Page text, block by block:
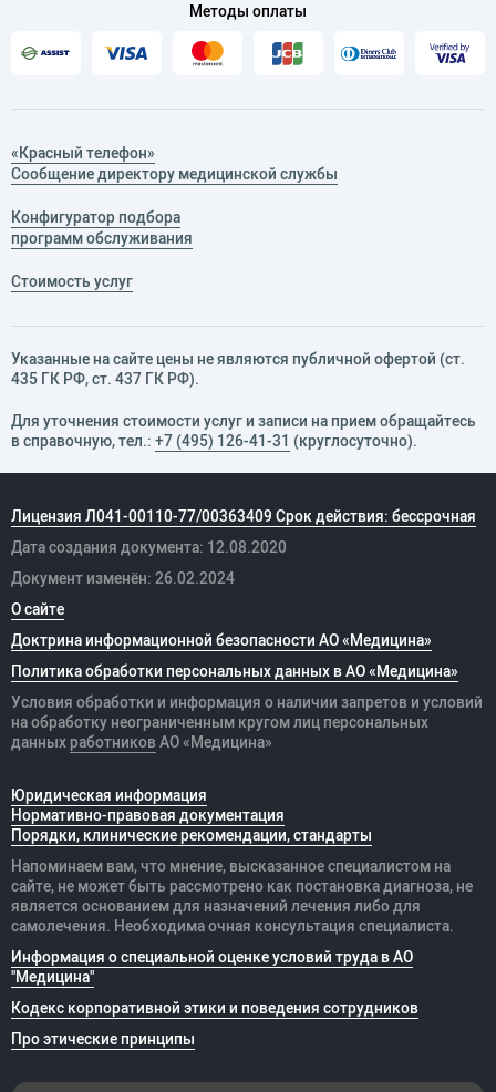
Методы оплаты
«Красный телефон»
Сообщение директору медицинской службы
Конфигуратор подбора
программ обслуживания
Стоимость услуг
Указанные на сайте цены не являются публичной офертой (ст.
435 ГК РФ, cт. 437 ГК РФ).
Для уточнения стоимости услуг и записи на прием обращайтесь
в справочную, тел.: +7 (495) 126-41-31 (круглосуточно).
Лицензия Л041-00110-77/00363409 Срок действия: бессрочная
Дата создания документа: 12.08.2020
Документ изменён: 26.02.2024
О сайте
Доктрина информационной безопасности АО «Медицина»
Политика обработки персональных данных в АО «Медицина»
Условия обработки и информация о наличии запретов и условий
на обработку неограниченным кругом лиц персональных
данных работников АО «Медицина»
Юридическая информация
Нормативно-правовая документация
Порядки, клинические рекомендации, стандарты
Напоминаем вам, что мнение, высказанное специалистом на
сайте, не может быть рассмотрено как постановка диагноза, не
является основанием для назначений лечения либо для
самолечения. Необходима очная консультация специалиста.
Информация о специальной оценке условий труда в АО
"Медицина"
Кодекс корпоративной этики и поведения сотрудников
Про этические принципы